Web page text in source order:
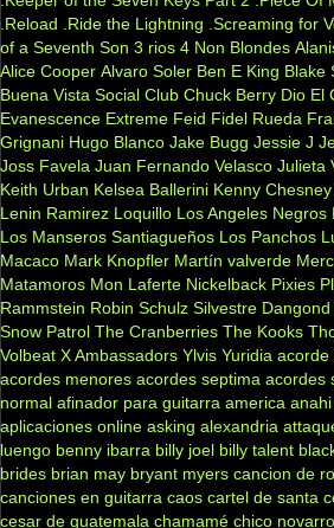
.Reload
.Ride the Lightning .Screaming for
of a Seventh Son 3 rios 4 Non Blondes
Alice Cooper Alvaro Soler Ben E King Blake
Buena Vista Social Club Chuck Berry Dio El
Evanescence Extreme Feid Fidel Rueda
Grignani Hugo Blanco Jake Bugg Jessie J
Joss Favela Juan Fernando Velasco Julieta
Keith Urban Kelsea Ballerini Kenny Chesney
Lenin Ramirez Loquillo Los Angeles Negros
Los Manseros Santiagueños Los Panchos
Macaco Mark Knopfler Martín valverde
Matamoros Mon Laferte Nickelback Pixies
Rammstein Robin Schulz Silvestre Dangond
Snow Patrol The Cranberries The Kooks
Volbeat X Ambassadors Ylvis Yuridia acorde
acordes menores acordes septima acordes
normal afinador para guitarra america anahi
aplicaciones online asking alexandria
luengo benny ibarra billy joel billy talent
brides brian may bryant myers cancion de
canciones en guitarra caos cartel de santa
cesar de guatemala chamamé chico novarro